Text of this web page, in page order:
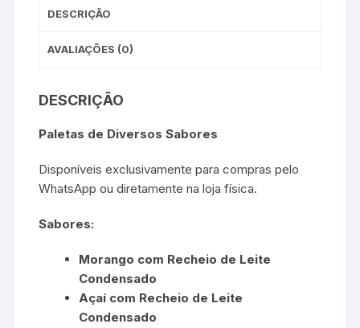
DESCRIÇÃO
AVALIAÇÕES (0)
DESCRIÇÃO
Paletas de Diversos Sabores
Disponíveis exclusivamente para compras pelo
WhatsApp ou diretamente na loja física.
Sabores:
Morango com Recheio de Leite
Condensado
Açaí com Recheio de Leite
Condensado